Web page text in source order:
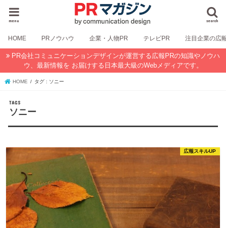
search
menu
HOME PRノウハウ 企業・人物PR テレビPR 注目企業の広
PR会社コミュニケーションデザインが運営する広報PRの知識やノウハ
ウ、最新情報を お届けする日本最大級のWebメディアです。
HOME タグ : ソニー
ソニー
広報スキルUP